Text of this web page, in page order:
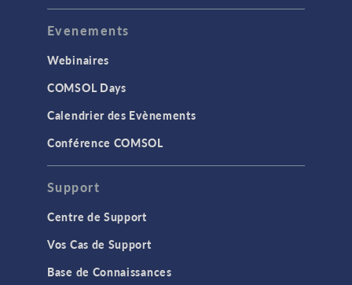
Evenements
Webinaires
COMSOL Days
Calendrier des Evènements
Conférence COMSOL
Support
Centre de Support
Vos Cas de Support
Base de Connaissances